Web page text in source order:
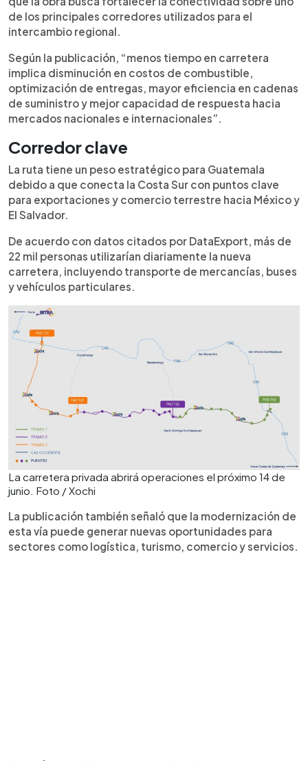
de los principales corredores utilizados para el
intercambio regional.
Según la publicación, “menos tiempo en carretera
implica disminución en costos de combustible,
optimización de entregas, mayor eficiencia en cadenas
de suministro y mejor capacidad de respuesta hacia
mercados nacionales e internacionales”.
Corredor clave
La ruta tiene un peso estratégico para Guatemala
debido a que conecta la Costa Sur con puntos clave
para exportaciones y comercio terrestre hacia México y
El Salvador.
De acuerdo con datos citados por DataExport, más de
22 mil personas utilizarían diariamente la nueva
carretera, incluyendo transporte de mercancías, buses
y vehículos particulares.
La carretera privada abrirá operaciones el próximo 14 de
junio. Foto / Xochi
La publicación también señaló que la modernización de
esta vía puede generar nuevas oportunidades para
sectores como logística, turismo, comercio y servicios.